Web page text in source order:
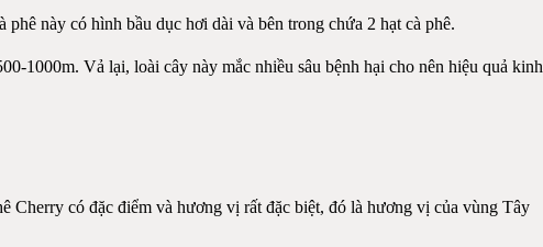
này có hình bầu dục hơi dài và bên trong chứa 2 hạt cà phê.
1000m. Vả lại, loài cây này mắc nhiều sâu bệnh hại cho nên hiệu quả kinh
Cherry có đặc điểm và hương vị rất đặc biệt, đó là hương vị của vùng Tây